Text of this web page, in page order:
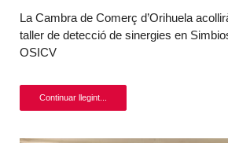
La Cambra de Comerç d’Orihuela
taller de detecció de sinergies en
OSICV
Continuar llegint...